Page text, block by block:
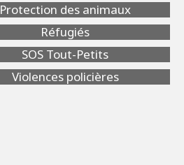
Protection des animaux
Réfugiés
SOS Tout-Petits
Violences policières